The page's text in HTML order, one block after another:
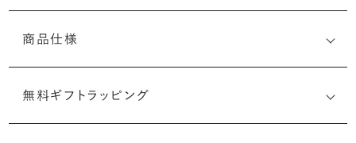
商品仕様
無料ギフトラッピング